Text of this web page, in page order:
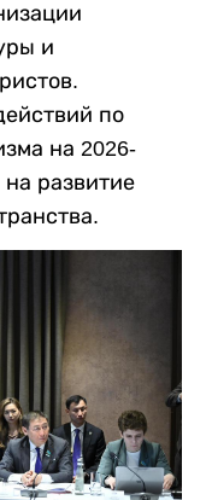
и
по
на 2026-
развитие